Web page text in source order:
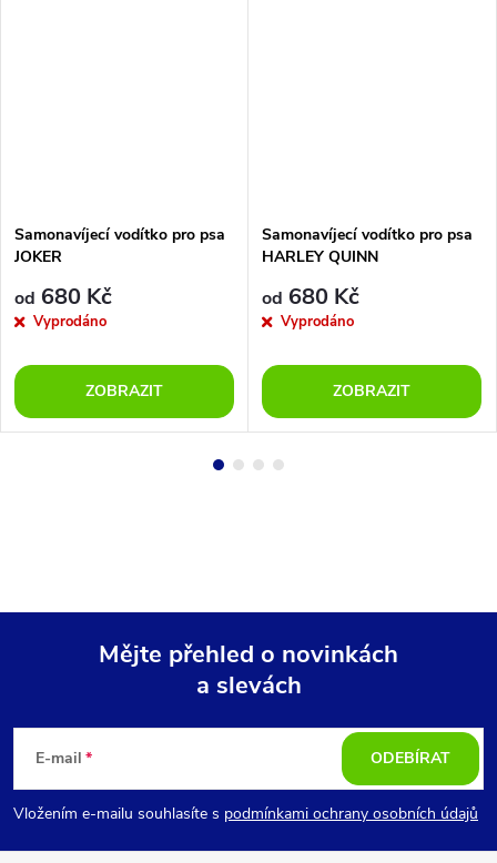
Samonavíjecí vodítko pro psa
JOKER
od 680 Kč
Vyprodáno
ZOBRAZIT
Samonavíjecí vodítko pro psa
HARLEY QUINN
od 680 Kč
Vyprodáno
ZOBRAZIT
p
Mějte přehled o novinkách
a slevách
E-mail
Vložením e-mailu souhlasíte s podmínkami ochrany osobních údajů
ODEBÍRAT